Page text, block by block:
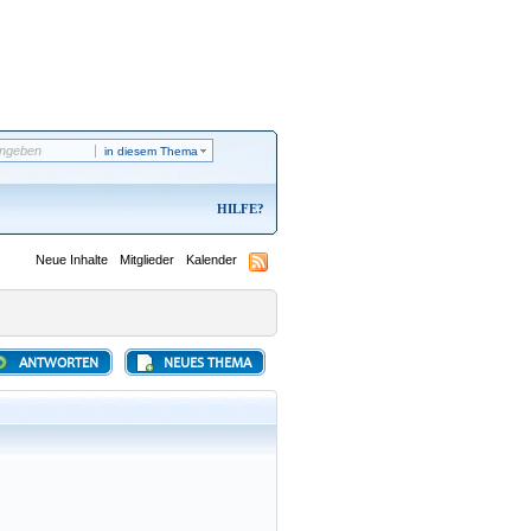
in diesem Thema
HILFE
Neue Inhalte Mitglieder Kalender
NEUES THEMA
ANTWORTEN